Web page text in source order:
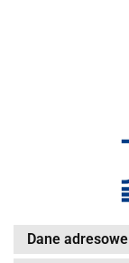
Dane adresowe